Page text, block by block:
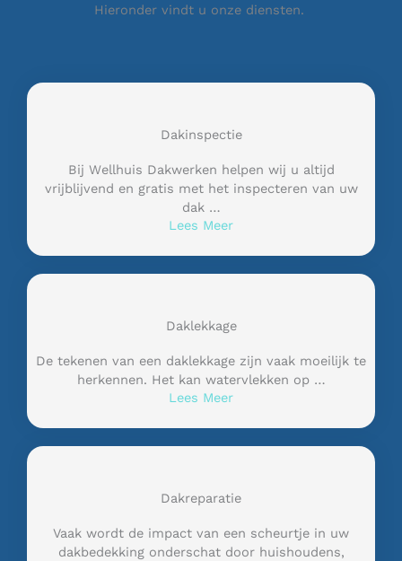
Hieronder vindt u onze diensten.
Dakinspectie
Bij Wellhuis Dakwerken helpen wij u altijd
vrijblijvend en gratis met het inspecteren van uw
dak …
Lees Meer
Daklekkage
De tekenen van een daklekkage zijn vaak moeilijk te
herkennen. Het kan watervlekken op …
Lees Meer
Dakreparatie
Vaak wordt de impact van een scheurtje in uw
dakbedekking onderschat door huishoudens,